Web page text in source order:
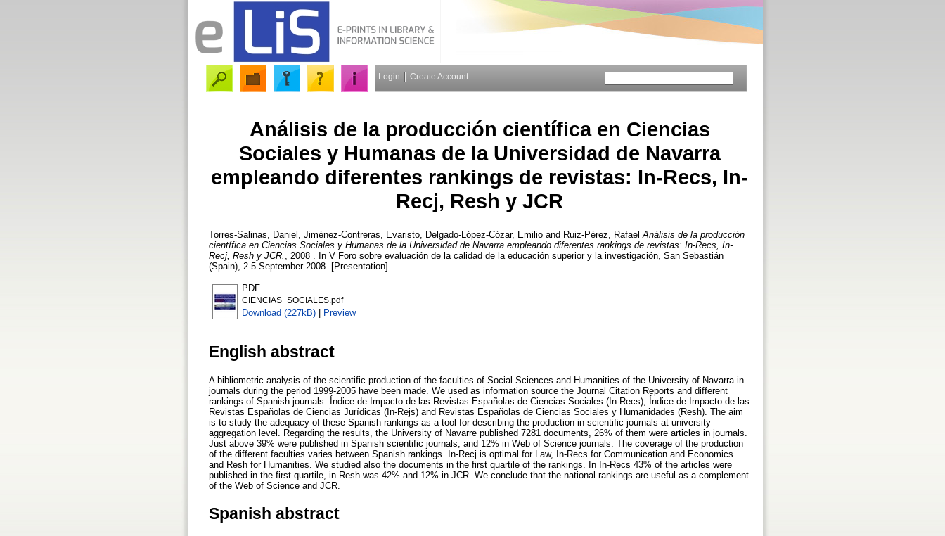
Login Create Account
Análisis de la producción científica en Ciencias
Sociales y Humanas de la Universidad de Navarra
empleando diferentes rankings de revistas: In-Recs, In-
Recj, Resh y JCR
Torres-Salinas, Daniel Jiménez-Contreras, Evaristo Delgado-López-Cózar, Emilio and Ruiz-Pérez, Rafael Análisis de la producción
científica en Ciencias Sociales y Humanas de la Universidad de Navarra empleando diferentes rankings de revistas: In-Recs, In-
Recj, Resh y JCR.
, 2008 . In V Foro sobre evaluación de la calidad de la educación superior y la investigación, San Sebastián
(Spain), 2-5 September 2008. [Presentation]
PDF
CIENCIAS_SOCIALES.pdf
Download (227kB) | Preview
English abstract
A bibliometric analysis of the scientific production of the faculties of Social Sciences and Humanities of the University of Navarra in
journals during the period 1999-2005 have been made. We used as information source the Journal Citation Reports and different
rankings of Spanish journals: Índice de Impacto de las Revistas Españolas de Ciencias Sociales (In-Recs), Índice de Impacto de las
Revistas Españolas de Ciencias Jurídicas (In-Rejs) and Revistas Españolas de Ciencias Sociales y Humanidades (Resh). The aim
is to study the adequacy of these Spanish rankings as a tool for describing the production in scientific journals at university
aggregation level. Regarding the results, the University of Navarre published 7281 documents, 26% of them were articles in journals.
Just above 39% were published in Spanish scientific journals, and 12% in Web of Science journals. The coverage of the production
of the different faculties varies between Spanish rankings. In-Recj is optimal for Law, In-Recs for Communication and Economics
and Resh for Humanities. We studied also the documents in the first quartile of the rankings. In In-Recs 43% of the articles were
published in the first quartile, in Resh was 42% and 12% in JCR. We conclude that the national rankings are useful as a complement
of the Web of Science and JCR.
Spanish abstract